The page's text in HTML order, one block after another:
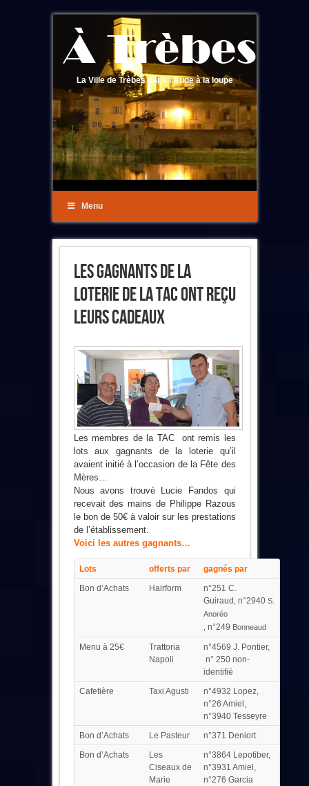
La Ville de Trèbes dans l'Aude à la loupe
Menu
Les Gagnants De La
Loterie De La TAC Ont Reçu
Leurs Cadeaux
Les membres de la TAC ont remis les
lots aux gagnants de la loterie qu’il
avaient initié à l’occasion de la Fête des
Mères…
Nous avons trouvé Lucie Fandos qui
recevait des mains de Philippe Razous
le bon de 50€ à valoir sur les prestations
de l’établissement.
Voici les autres gagnants…
Lots offerts par
gagnés par
Bon d’Achats
Hairform
n°251 C.
Guiraud n°2940 S.
Anoréo
n°249 Bonneaud
Menu à 25€
Trattoria
Napoli
n°4569 J. Pontier,
n° 250 non-
identifié
Cafetière
Taxi Agusti
n°4932 Lopez,
n°26 Amiel,
n°3940 Tesseyre
Bon d’Achats
Le Pasteur
n°371 Deniort
Bon d’Achats
Les
Ciseaux de
Marie
n°3864 Lepotiber,
n°3931 Amiel,
n°276 Garcia